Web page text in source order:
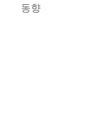
동향